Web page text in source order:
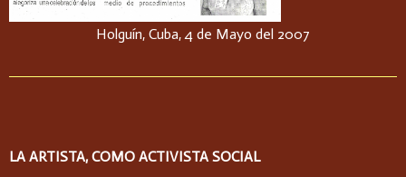
Holguín, Cuba, 4 de Mayo del 2007
LA ARTISTA, COMO ACTIVISTA SOCIAL